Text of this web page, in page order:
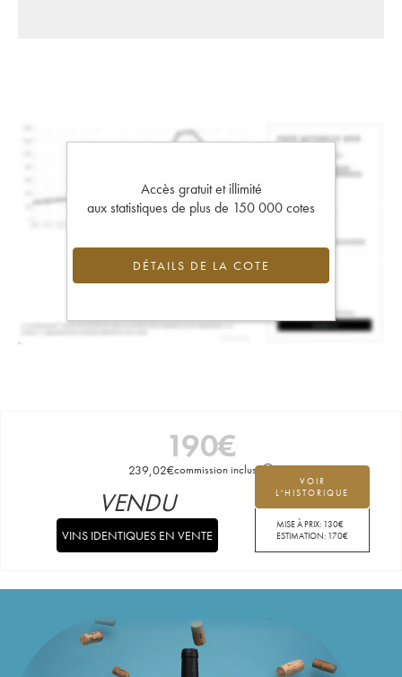
Accès gratuit et illimité
aux statistiques de plus de 150 000 cotes
DÉTAILS DE LA COTE
190€
239,02€commission incluse
VOIR
L'HISTORIQUE
MISE À PRIX: 130€
ESTIMATION: 170€
VENDU
VINS IDENTIQUES EN VENTE